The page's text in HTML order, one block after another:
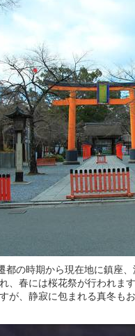
都の時期から現在地に鎮座
、春には桜花祭が行われます
が、静寂に包まれる真冬もお